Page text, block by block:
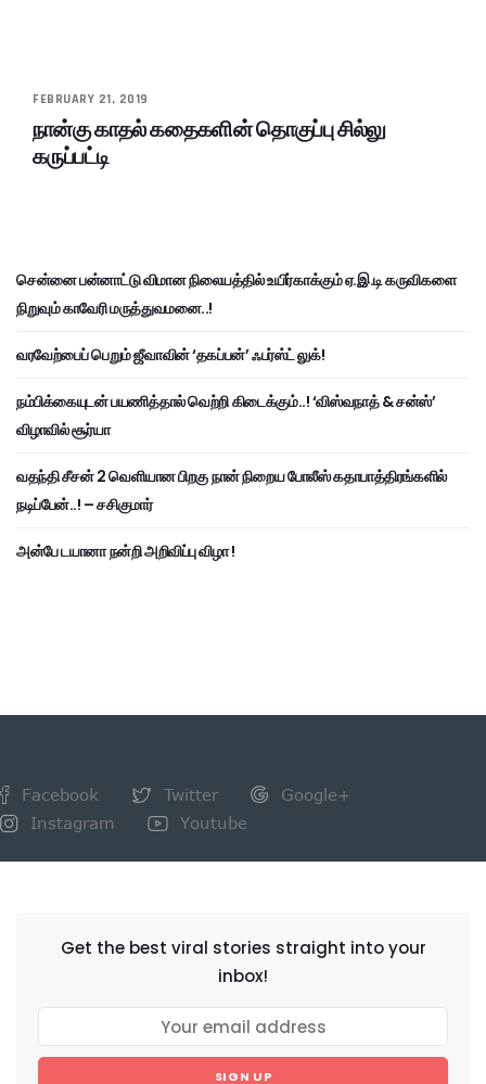
FEBRUARY 21, 2019
நான்கு காதல் கதைகளின் தொகுப்பு சில்லு
கருப்பட்டி
சென்னை பன்னாட்டு விமான நிலையத்தில் உயிர்காக்கும் ஏ.இ.டி கருவிகளை
நிறுவும் காவேரி மருத்துவமனை..!
வரவேற்பைப் பெறும் ஜீவாவின் ‘தகப்பன்’ ஃபர்ஸ்ட் லுக்!
நம்பிக்கையுடன் பயணித்தால் வெற்றி கிடைக்கும்..! ‘விஸ்வநாத் & சன்ஸ்’
விழாவில் சூர்யா
வதந்தி சீசன் 2 வெளியான பிறகு நான் நிறைய போலீஸ் கதாபாத்திரங்களில்
நடிப்பேன்..! – சசிகுமார்
அன்பே டயானா நன்றி அறிவிப்பு விழா !
Facebook Twitter
Google+
Instagram
Youtube
Get the best viral stories straight into your
inbox!
SIGN UP